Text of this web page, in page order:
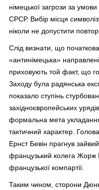
німецької загрози за
СРСР. Вибір місця
ніколи не допустити
Слід визнати, що
«антинімецька»
приховують той факт, що
Заходу була радянська
показало ступінь
західноєвропейських
формальна мета
тактичний характер.
Ернст Бевін прагнув
французький колега Жорж
французької компартії.
Таким чином, сторони